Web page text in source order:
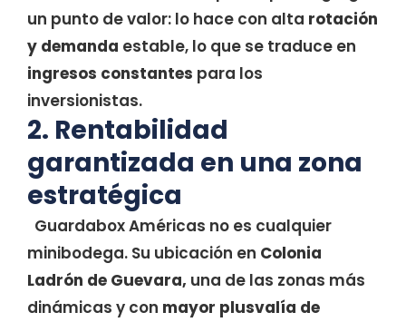
un punto de valor: lo hace con alta rotación
y demanda estable, lo que se traduce en
ingresos constantes para los
inversionistas.
2. Rentabilidad
garantizada en una zona
estratégica
Guardabox Américas no es cualquier
minibodega. Su ubicación en Colonia
Ladrón de Guevara, una de las zonas más
dinámicas y con mayor plusvalía de